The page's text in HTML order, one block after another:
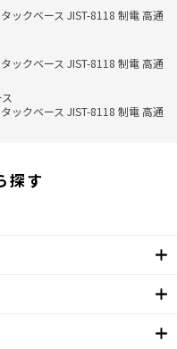
ックベース JIST-8118 制電 高通
ックベース JIST-8118 制電 高通
ックベース JIST-8118 制電 高通
探す